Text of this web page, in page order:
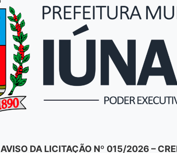
AVISO DA LICITAÇÃO Nº 015/2026 –